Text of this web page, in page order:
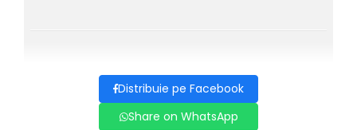
Distribuie pe Facebook
Share on WhatsApp